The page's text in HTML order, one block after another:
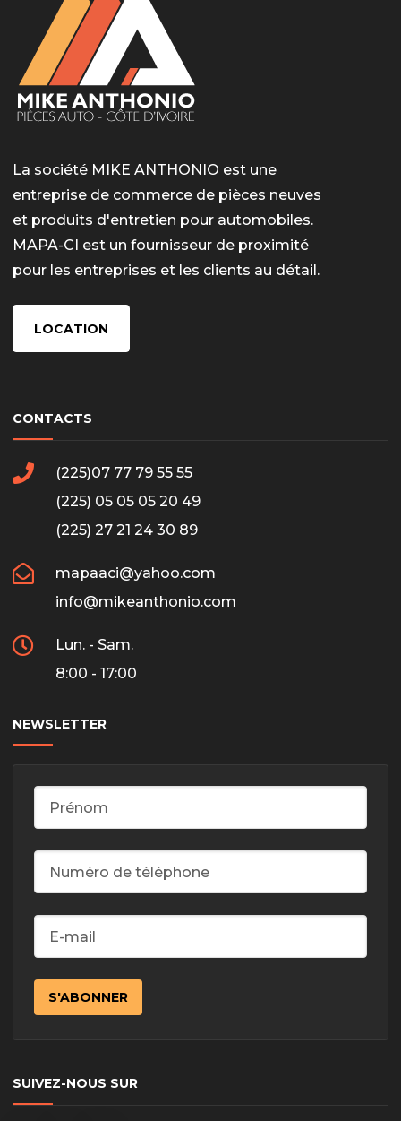
La société MIKE ANTHONIO est une
entreprise de commerce de pièces neuves
et produits d'entretien pour automobiles.
MAPA-CI est un fournisseur de proximité
pour les entreprises et les clients au détail.
LOCATION
CONTACTS
(225)07 77 79 55 55
(225) 05 05 05 20 49
(225) 27 21 24 30 89
mapaaci@yahoo.com
info@mikeanthonio.com
Lun. - Sam.
8:00 - 17:00
NEWSLETTER
SUIVEZ-NOUS SUR